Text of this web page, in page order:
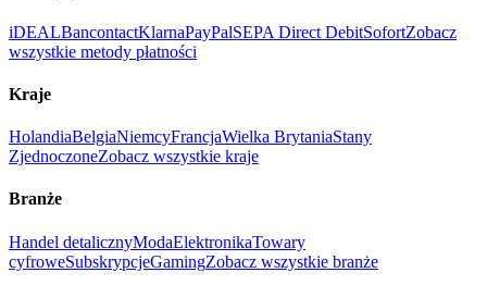
iDEALBancontactKlarnaPayPalSEPA Direct DebitSofortZobacz
wszystkie metody płatności
Kraje
HolandiaBelgiaNiemcyFrancjaWielka BrytaniaStany
ZjednoczoneZobacz wszystkie kraje
Branże
Handel detalicznyModaElektronikaTowary
cyfroweSubskrypcjeGamingZobacz wszystkie branże